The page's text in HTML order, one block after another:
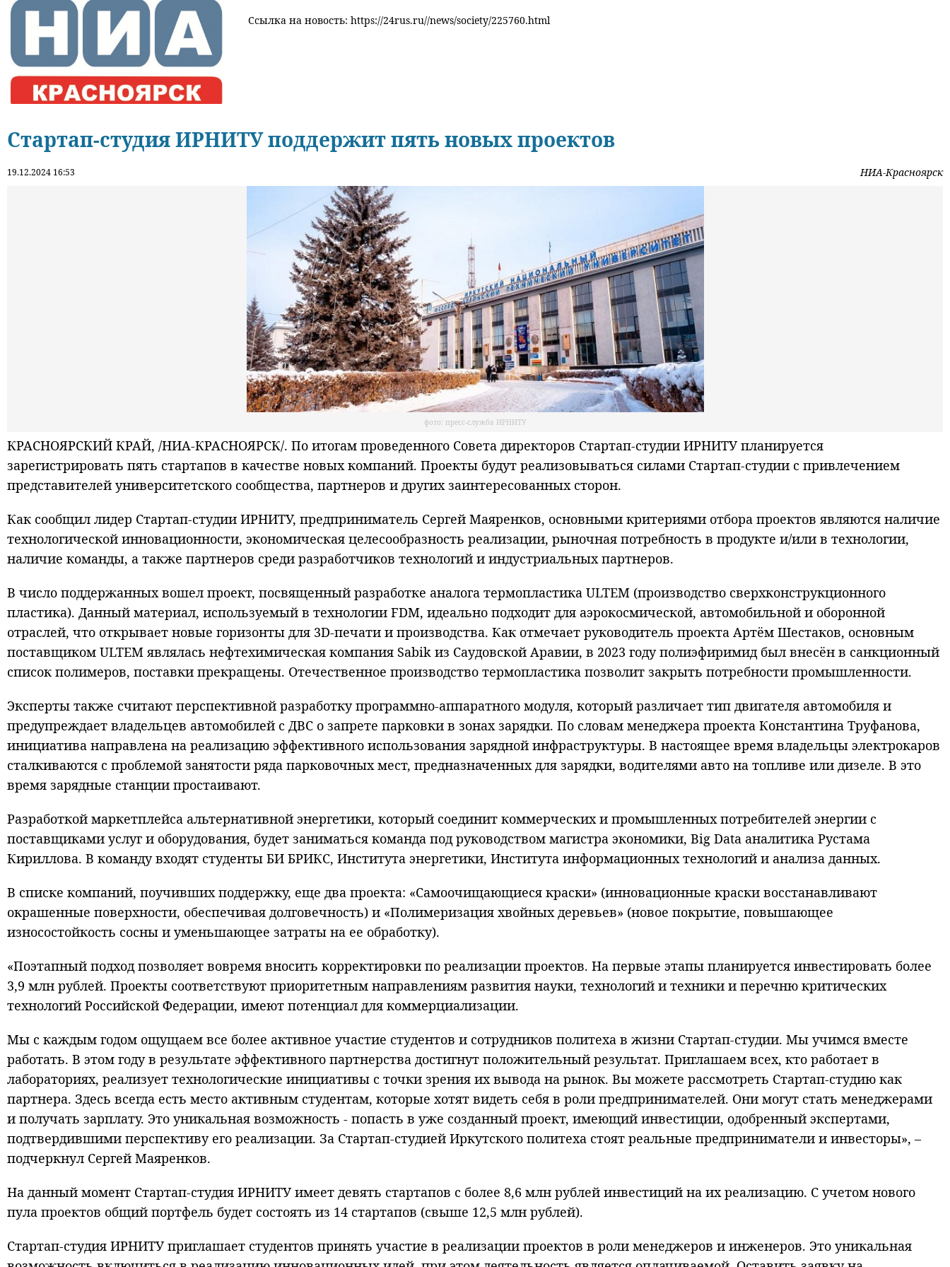
Ссылка на новость: https://24rus.ru//news/society/225760.html
Стартап-студия ИРНИТУ поддержит пять новых проектов
19.12.2024 16:53 НИА-Красноярск
фото: пресс-служба ИРНИТУ
КРАСНОЯРСКИЙ КРАЙ, /НИА-КРАСНОЯРСК/. По итогам проведенного Совета директоров Стартап-студии ИРНИТУ планируется
зарегистрировать пять стартапов в качестве новых компаний. Проекты будут реализовываться силами Стартап-студии с привлечением
представителей университетского сообщества, партнеров и других заинтересованных сторон.
Как сообщил лидер Стартап-студии ИРНИТУ, предприниматель Сергей Маяренков, основными критериями отбора проектов являются наличие
технологической инновационности, экономическая целесообразность реализации, рыночная потребность в продукте и/или в технологии,
наличие команды, а также партнеров среди разработчиков технологий и индустриальных партнеров.
В число поддержанных вошел проект, посвященный разработке аналога термопластика ULTEM (производство сверхконструкционного
пластика). Данный материал, используемый в технологии FDM, идеально подходит для аэрокосмической, автомобильной и оборонной
отраслей, что открывает новые горизонты для 3D-печати и производства. Как отмечает руководитель проекта Артём Шестаков, основным
поставщиком ULTEM являлась нефтехимическая компания Sabik из Саудовской Аравии, в 2023 году полиэфиримид был внесён в санкционный
список полимеров, поставки прекращены. Отечественное производство термопластика позволит закрыть потребности промышленности.
Эксперты также считают перспективной разработку программно-аппаратного модуля, который различает тип двигателя автомобиля и
предупреждает владельцев автомобилей с ДВС о запрете парковки в зонах зарядки. По словам менеджера проекта Константина Труфанова,
инициатива направлена на реализацию эффективного использования зарядной инфраструктуры. В настоящее время владельцы электрокаров
сталкиваются с проблемой занятости ряда парковочных мест, предназначенных для зарядки, водителями авто на топливе или дизеле. В это
время зарядные станции простаивают.
Разработкой маркетплейса альтернативной энергетики, который соединит коммерческих и промышленных потребителей энергии с
поставщиками услуг и оборудования, будет заниматься команда под руководством магистра экономики, Big Data аналитика Рустама
Кириллова. В команду входят студенты БИ БРИКС, Института энергетики, Института информационных технологий и анализа данных.
В списке компаний, поучивших поддержку, еще два проекта: «Самоочищающиеся краски» (инновационные краски восстанавливают
окрашенные поверхности, обеспечивая долговечность) и «Полимеризация хвойных деревьев» (новое покрытие, повышающее
износостойкость сосны и уменьшающее затраты на ее обработку).
«Поэтапный подход позволяет вовремя вносить корректировки по реализации проектов. На первые этапы планируется инвестировать более
3,9 млн рублей. Проекты соответствуют приоритетным направлениям развития науки, технологий и техники и перечню критических
технологий Российской Федерации, имеют потенциал для коммерциализации.
Мы с каждым годом ощущаем все более активное участие студентов и сотрудников политеха в жизни Стартап-студии. Мы учимся вместе
работать. В этом году в результате эффективного партнерства достигнут положительный результат. Приглашаем всех, кто работает в
лабораториях, реализует технологические инициативы с точки зрения их вывода на рынок. Вы можете рассмотреть Стартап-студию как
партнера. Здесь всегда есть место активным студентам, которые хотят видеть себя в роли предпринимателей. Они могут стать менеджерами
и получать зарплату. Это уникальная возможность - попасть в уже созданный проект, имеющий инвестиции, одобренный экспертами,
подтвердившими перспективу его реализации. За Стартап-студией Иркутского политеха стоят реальные предприниматели и инвесторы», –
подчеркнул Сергей Маяренков.
На данный момент Стартап-студия ИРНИТУ имеет девять стартапов с более 8,6 млн рублей инвестиций на их реализацию. С учетом нового
пула проектов общий портфель будет состоять из 14 стартапов (свыше 12,5 млн рублей).
Стартап-студия ИРНИТУ приглашает студентов принять участие в реализации проектов в роли менеджеров и инженеров. Это уникальная